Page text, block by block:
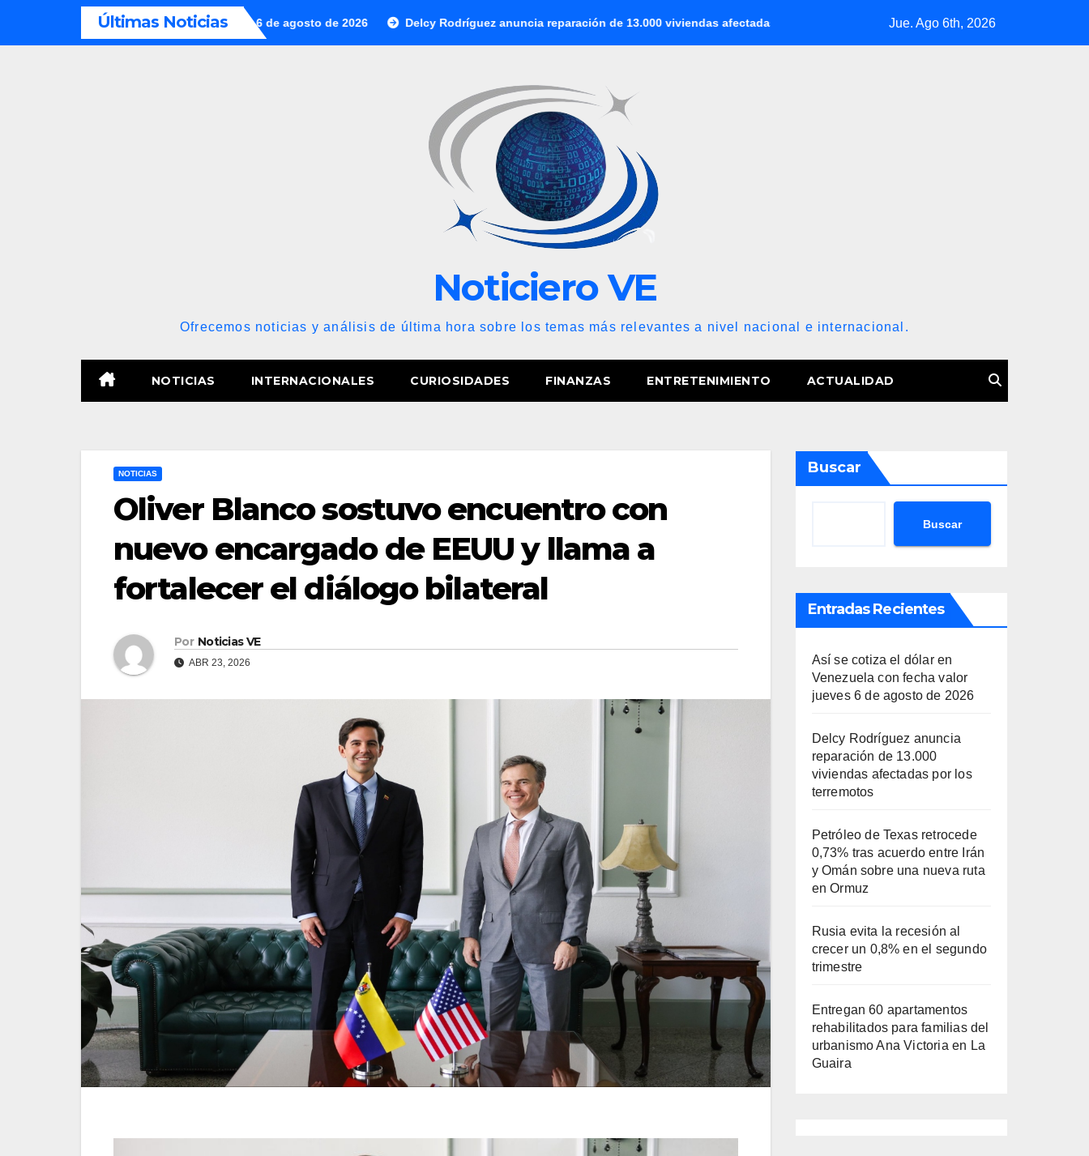
Últimas Noticias
con fecha valor jueves 6 de agosto de 2026 Delcy Rodríguez anuncia reparación de 13.000 viviendas afectadas por los terremotos Petróleo de Texas retrocede 0,73% tras
Jue. Ago 6th, 2026
Noticiero VE
Ofrecemos noticias y análisis de última hora sobre los temas más relevantes a nivel nacional e internacional.
NOTICIAS INTERNACIONALES CURIOSIDADES FINANZAS ENTRETENIMIENTO ACTUALIDAD
NOTICIAS
Oliver Blanco sostuvo encuentro con
nuevo encargado de EEUU y llama a
fortalecer el diálogo bilateral
Por Noticias VE
ABR 23, 2026
Buscar
Buscar
Entradas Recientes
Así se cotiza el dólar en
Venezuela con fecha valor
jueves 6 de agosto de 2026
Delcy Rodríguez anuncia
reparación de 13.000
viviendas afectadas por los
terremotos
Petróleo de Texas retrocede
0,73% tras acuerdo entre Irán
y Omán sobre una nueva ruta
en Ormuz
Rusia evita la recesión al
crecer un 0,8% en el segundo
trimestre
Entregan 60 apartamentos
rehabilitados para familias del
urbanismo Ana Victoria en La
Guaira